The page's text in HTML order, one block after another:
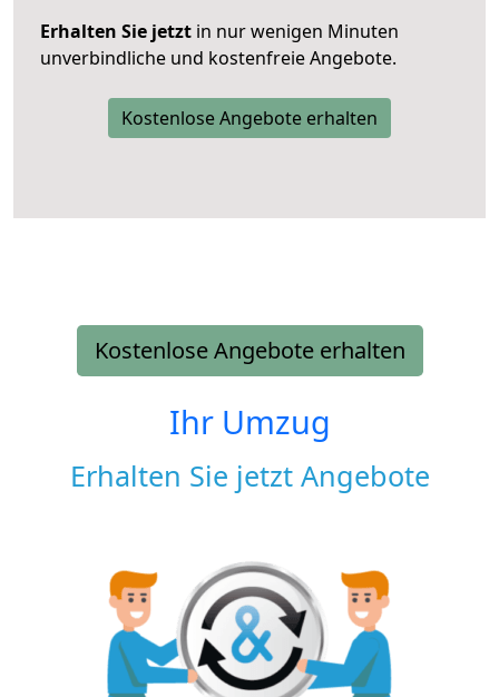
Erhalten Sie jetzt in nur wenigen Minuten
unverbindliche und kostenfreie Angebote.
Kostenlose Angebote erhalten
Kostenlose Angebote erhalten
Ihr Umzug
Erhalten Sie jetzt Angebote